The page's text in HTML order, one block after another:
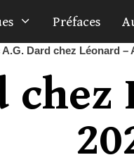
Préfaces
A.G. Dard chez Léonard –